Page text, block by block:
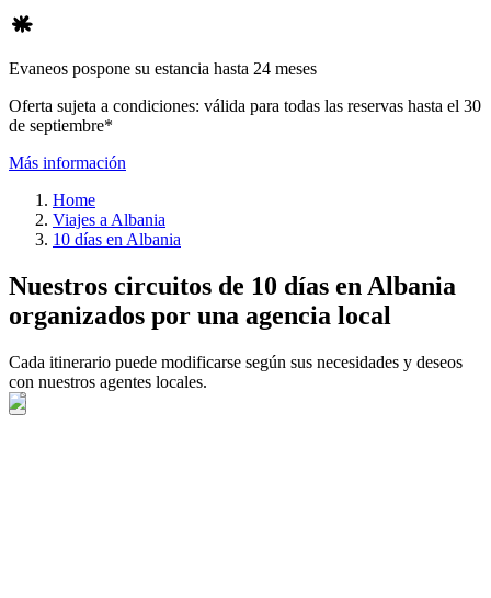
Evaneos pospone su estancia hasta 24 meses
Oferta sujeta a condiciones: válida para todas las reservas hasta el 30
de septiembre*
Más información
Home
Viajes a Albania
10 días en Albania
Nuestros circuitos de 10 días en Albania
organizados por una agencia local
Cada itinerario puede modificarse según sus necesidades y deseos
con nuestros agentes locales.